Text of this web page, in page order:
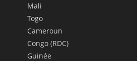
Mali
Togo
Cameroun
Congo (RDC)
Guinée